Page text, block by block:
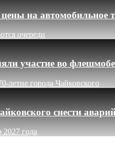
на автомобильное
очереди
участие во
летие города Чайковского
снести
года